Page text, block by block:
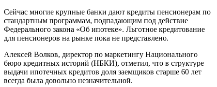
Сейчас многие крупные банки дают кредиты пенсионерам по
стандартным программам, подпадающим под действие
Федерального закона «Об ипотеке». Льготное кредитование
для пенсионеров на рынке пока не представлено.
Алексей Волков, директор по маркетингу Национального
бюро кредитных историй (НБКИ), отметил, что в структуре
выдачи ипотечных кредитов доля заемщиков старше 60 лет
всегда была довольно незначительной.